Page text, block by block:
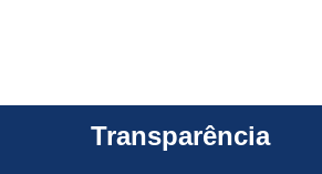
Transparência